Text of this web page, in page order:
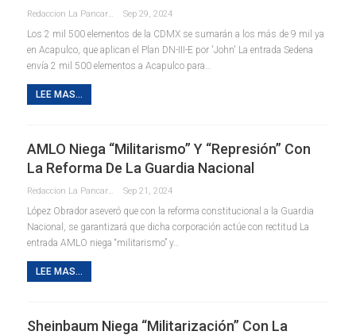
Redaccion La Pancarta De Quintana Roo Sep 29, 2024
Los 2 mil 500 elementos de la CDMX se sumarán a los más de 9 mil ya
en Acapulco, que aplican el Plan DN-III-E por 'John' La entrada Sedena
envía 2 mil 500 elementos a Acapulco para…
LEE MAS...
AMLO Niega “militarismo” Y “represión” Con
La Reforma De La Guardia Nacional
Redaccion La Pancarta De Quintana Roo Sep 21, 2024
López Obrador aseveró que con la reforma constitucional a la Guardia
Nacional, se garantizará que dicha corporación actúe con rectitud La
entrada AMLO niega “militarismo” y…
LEE MAS...
Sheinbaum Niega “militarización” Con La